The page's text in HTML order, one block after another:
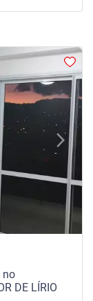
arrow_forward_ios
Next
no
DE LÍRIO